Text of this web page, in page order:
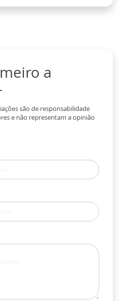
a
são de responsabilidade
e não representam a opinião